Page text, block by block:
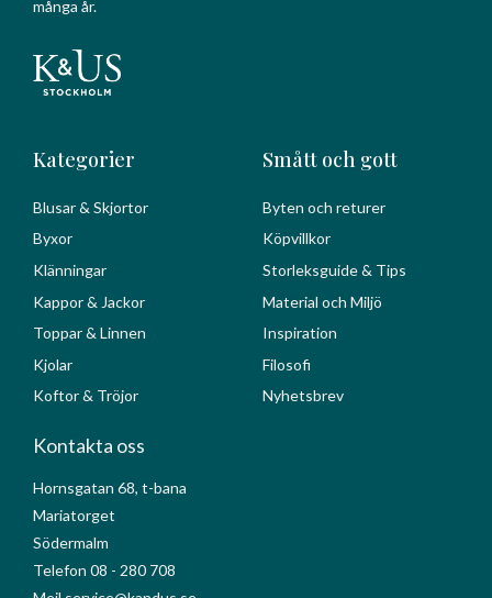
många år.
Kategorier
Blusar & Skjortor
Byxor
Klänningar
Kappor & Jackor
Toppar & Linnen
Kjolar
Koftor & Tröjor
Smått och gott
Byten och returer
Köpvillkor
Storleksguide & Tips
Material och Miljö
Inspiration
Filosofi
Nyhetsbrev
Kontakta oss
Hornsgatan 68, t-bana
Mariatorget
Södermalm
Telefon 08 - 280 708